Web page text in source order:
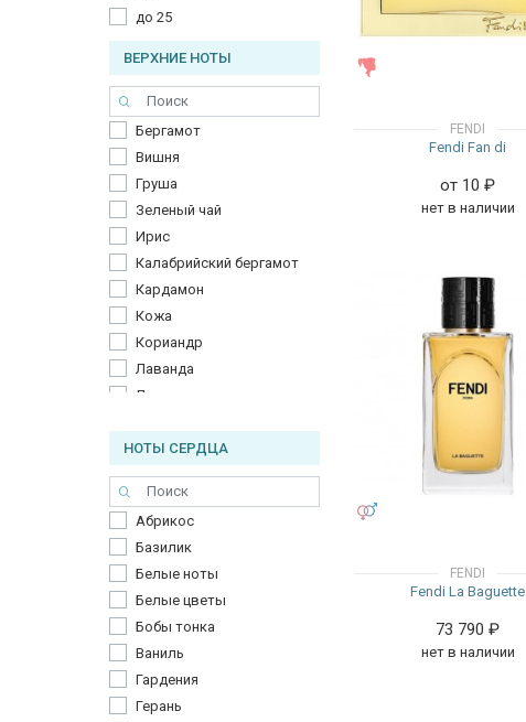
до 25
ВЕРХНИЕ НОТЫ
Бергамот
Вишня
Груша
Зеленый чай
Ирис
Калабрийский бергамот
Кардамон
Кожа
Кориандр
Лаванда
Лимон
Малина
Мандарин
Морские ноты
Ноты моря
Перец
Петитгрейн
Розовый перец
Танжерин
Цветок апельсина
Цитрус
Черная смородина
НОТЫ СЕРДЦА
Абрикос
Базилик
Белые ноты
Белые цветы
Бобы тонка
Ваниль
Гардения
Герань
FENDI
Fendi Fan di
от 10₽
нет в наличии
FENDI
Fendi La Baguette
73 790₽
нет в наличии